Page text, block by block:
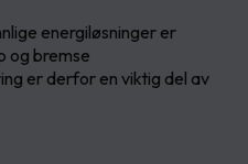
energiløsninger er
og bremse
er derfor en viktig del av